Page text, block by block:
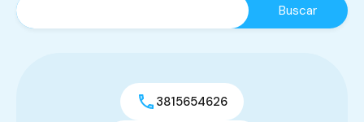
3815654626